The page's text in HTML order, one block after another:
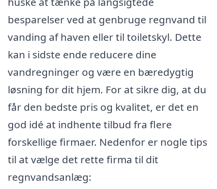
besparelser ved at genbruge regnvand til
vanding af haven eller til toiletskyl. Dette
kan i sidste ende reducere dine
vandregninger og være en bæredygtig
løsning for dit hjem. For at sikre dig, at du
får den bedste pris og kvalitet, er det en
god idé at indhente tilbud fra flere
forskellige firmaer. Nedenfor er nogle tips
til at vælge det rette firma til dit
regnvandsanlæg: